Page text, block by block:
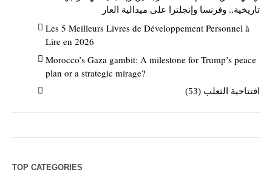
تاريخية.. وفرنسا وإنجلترا على ميدالية العار
Les 5 Meilleurs Livres de Développement Personnel à
Lire en 2026
Morocco’s Gaza gambit: A milestone for Trump’s peace
plan or a strategic mirage?
افتتاحية الثعلب (53)
TOP CATEGORIES